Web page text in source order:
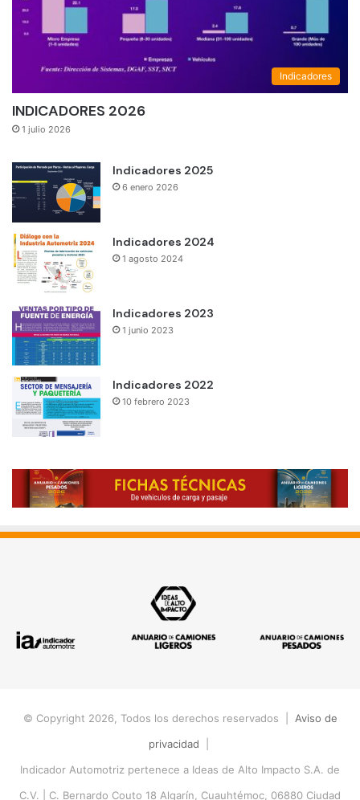
Indicadores
INDICADORES 2026
1 julio 2026
Indicadores 2025
6 enero 2026
Indicadores 2024
1 agosto 2024
Indicadores 2023
1 junio 2023
Indicadores 2022
10 febrero 2023
© Copyright 2026, Todos los derechos reservados | Aviso de
privacidad
Indicador Automotriz pertenece a Ideas de Alto Impacto S.A. de
C.V. | C. Bernardo Couto 18 Algarín, Cuauhtémoc, 06880 Ciudad